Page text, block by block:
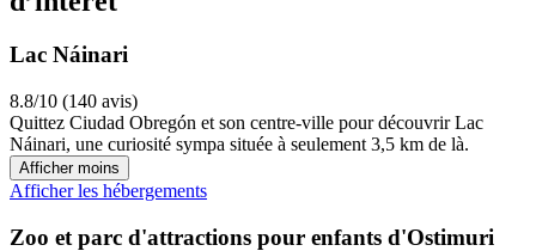
Lac Náinari
8.8/10 (140 avis)
Quittez Ciudad Obregón et son centre-ville pour découvrir Lac
Náinari, une curiosité sympa située à seulement 3,5 km de là.
Afficher moins
Afficher les hébergements
Zoo et parc d'attractions pour enfants d'Ostimuri